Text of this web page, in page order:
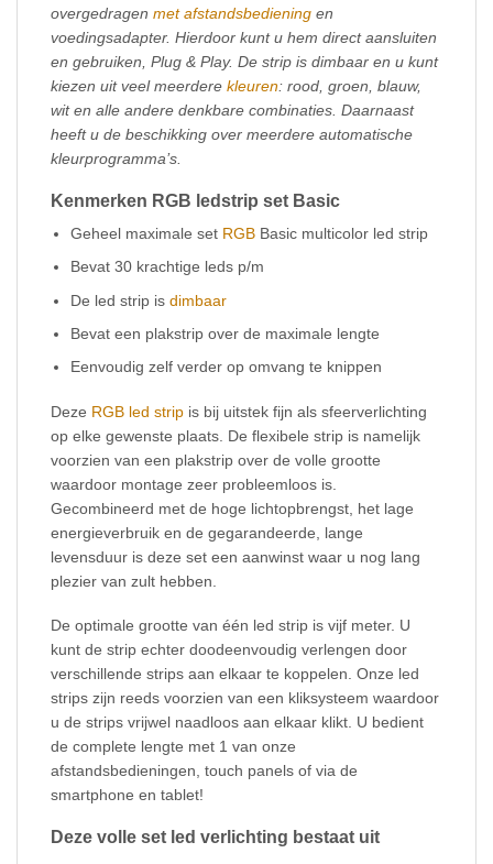
overgedragen met afstandsbediening en
voedingsadapter. Hierdoor kunt u hem direct aansluiten
en gebruiken, Plug & Play. De strip is dimbaar en u kunt
kiezen uit veel meerdere kleuren: rood, groen, blauw,
wit en alle andere denkbare combinaties. Daarnaast
heeft u de beschikking over meerdere automatische
kleurprogramma’s.
Kenmerken RGB ledstrip set Basic
Geheel maximale set RGB Basic multicolor led strip
Bevat 30 krachtige leds p/m
De led strip isdimbaar
Bevat een plakstrip over de maximale lengte
Eenvoudig zelf verder op omvang te knippen
Deze RGB led strip is bij uitstek fijn als sfeerverlichting
op elke gewenste plaats. De flexibele strip is namelijk
voorzien van een plakstrip over de volle grootte
waardoor montage zeer probleemloos is.
Gecombineerd met de hoge lichtopbrengst, het lage
energieverbruik en de gegarandeerde, lange
levensduur is deze set een aanwinst waar u nog lang
plezier van zult hebben.
De optimale grootte van één led strip is vijf meter. U
kunt de strip echter doodeenvoudig verlengen door
verschillende strips aan elkaar te koppelen. Onze led
strips zijn reeds voorzien van een kliksysteem waardoor
u de strips vrijwel naadloos aan elkaar klikt. U bedient
de complete lengte met 1 van onze
afstandsbedieningen, touch panels of via de
smartphone en tablet!
Deze volle set led verlichting bestaat uit